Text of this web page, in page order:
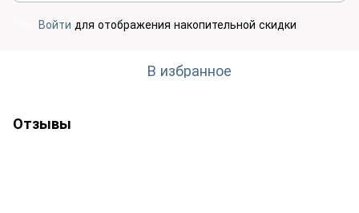
Войти для отображения накопительной скидки
В избранное
Отзывы